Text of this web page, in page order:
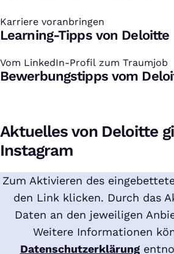
Karriere voranbringen
:
Learning-Tipps von Deloitte
Vom LinkedIn-Profil zum Traumjob
:
Bewerbungstipps vom
Aktuelles von Deloitte
Instagram
Zum Aktivieren des
den Link klicken. Durch das
Daten an den jeweiligen
Weitere Informationen
Datenschutzerklärung